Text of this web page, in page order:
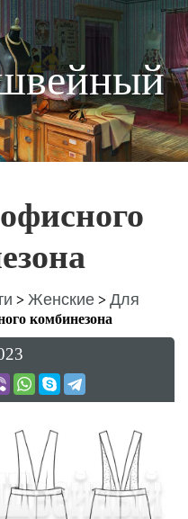
> Женские > Для
комбинезона